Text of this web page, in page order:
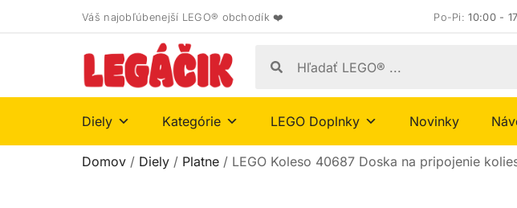
Váš najobľúbenejší LEGO® obchodík ❤️ Po-Pi:10:00 -
Diely Kategórie LEGO Doplnky Novinky
Domov / Diely / Platne / LEGO Koleso 40687 Doska na pripojenie